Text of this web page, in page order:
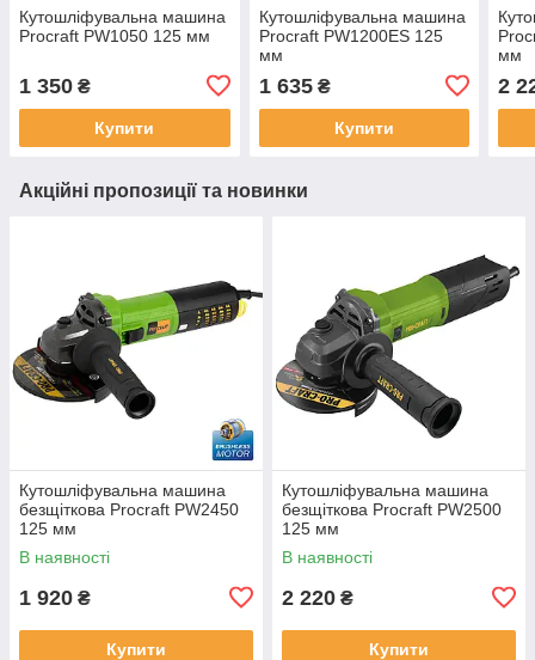
Кутошліфувальна машина
Procraft PW1050 125 мм
1 350 ₴
Купити
Кутошліфувальна машина
Procraft PW1200ES 125
мм
1 635₴
Купити
мм
2
Акційні пропозиції та новинки
Кутошліфувальна машина
безщіткова Procraft PW2450
125 мм
В наявності
1 920 ₴
Купити
Кутошліфувальна машина
безщіткова Procraft PW2500
125 мм
В наявності
2 220 ₴
Купити